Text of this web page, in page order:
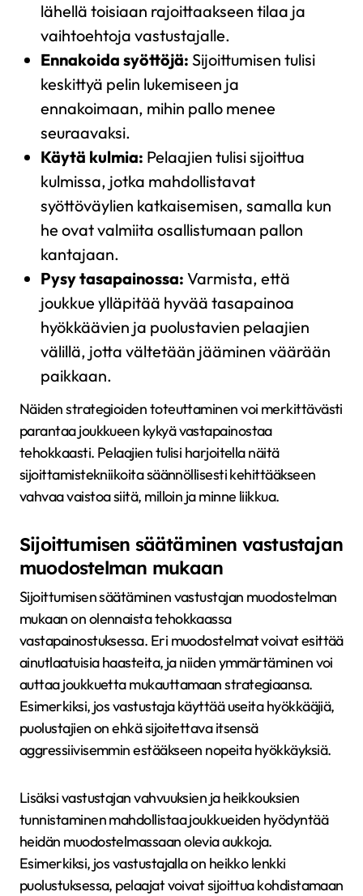
lähellä toisiaan rajoittaakseen tilaa ja
vaihtoehtoja vastustajalle.
Ennakoida syöttöjä: Sijoittumisen tulisi
keskittyä pelin lukemiseen ja
ennakoimaan, mihin pallo menee
seuraavaksi.
Käytä kulmia: Pelaajien tulisi sijoittua
kulmissa, jotka mahdollistavat
syöttöväylien katkaisemisen, samalla kun
he ovat valmiita osallistumaan pallon
kantajaan.
Pysy tasapainossa: Varmista, että
joukkue ylläpitää hyvää tasapainoa
hyökkäävien ja puolustavien pelaajien
välillä, jotta vältetään jääminen väärään
paikkaan.
Näiden strategioiden toteuttaminen voi merkittävästi
parantaa joukkueen kykyä vastapainostaa
tehokkaasti. Pelaajien tulisi harjoitella näitä
sijoittamistekniikoita säännöllisesti kehittääkseen
vahvaa vaistoa siitä, milloin ja minne liikkua.
Sijoittumisen säätäminen vastustajan
muodostelman mukaan
Sijoittumisen säätäminen vastustajan muodostelman
mukaan on olennaista tehokkaassa
vastapainostuksessa. Eri muodostelmat voivat esittää
ainutlaatuisia haasteita, ja niiden ymmärtäminen voi
auttaa joukkuetta mukauttamaan strategiaansa.
Esimerkiksi, jos vastustaja käyttää useita hyökkääjiä,
puolustajien on ehkä sijoitettava itsensä
aggressiivisemmin estääkseen nopeita hyökkäyksiä.
Lisäksi vastustajan vahvuuksien ja heikkouksien
tunnistaminen mahdollistaa joukkueiden hyödyntää
heidän muodostelmassaan olevia aukkoja.
Esimerkiksi, jos vastustajalla on heikko lenkki
puolustuksessa, pelaajat voivat sijoittua kohdistamaan